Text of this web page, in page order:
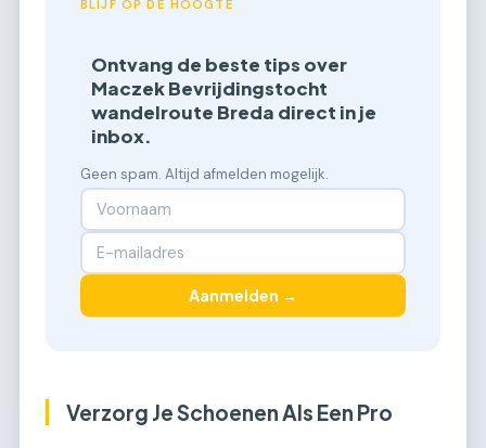
BLIJF OP DE HOOGTE
Ontvang de beste tips over
Maczek Bevrijdingstocht
wandelroute Breda direct in je
inbox.
Geen spam. Altijd afmelden mogelijk.
Aanmelden →
Verzorg Je Schoenen Als Een Pro